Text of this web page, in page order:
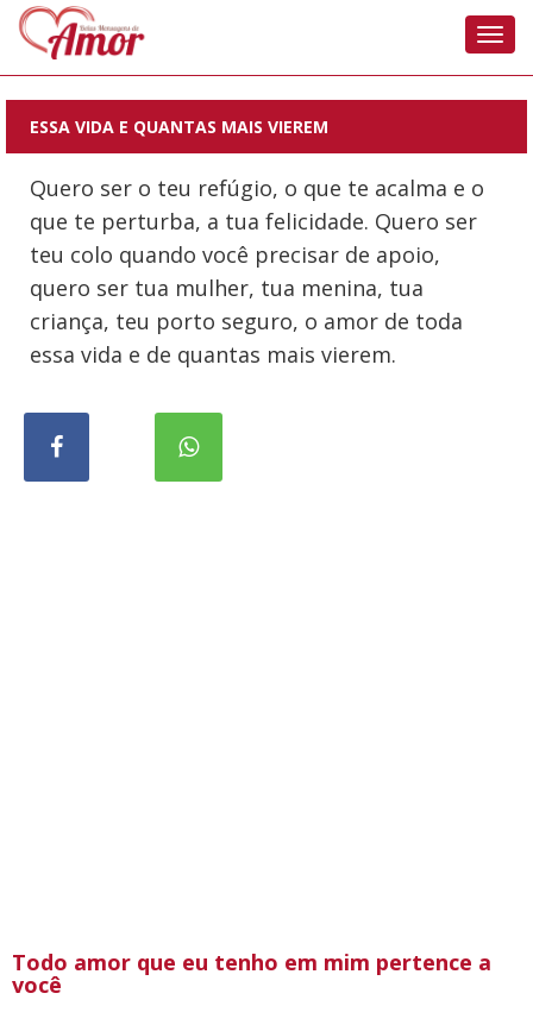
ESSA VIDA E QUANTAS MAIS VIEREM
Quero ser o teu refúgio, o que te acalma e o
que te perturba, a tua felicidade. Quero ser
teu colo quando você precisar de apoio,
quero ser tua mulher, tua menina, tua
criança, teu porto seguro, o amor de toda
essa vida e de quantas mais vierem.
Todo amor que eu tenho em mim pertence a
você